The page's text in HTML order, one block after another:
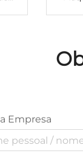
Empresa